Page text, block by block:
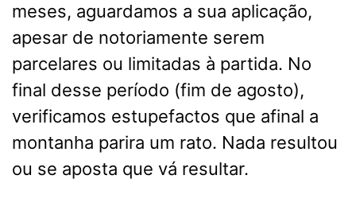
meses, aguardamos a sua aplicação,
apesar de notoriamente serem
parcelares ou limitadas à partida. No
final desse período (fim de agosto),
verificamos estupefactos que afinal a
montanha parira um rato. Nada resultou
ou se aposta que vá resultar.